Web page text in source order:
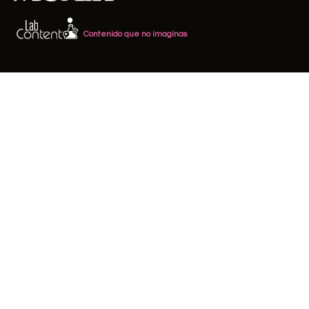
Contenido que no imaginas